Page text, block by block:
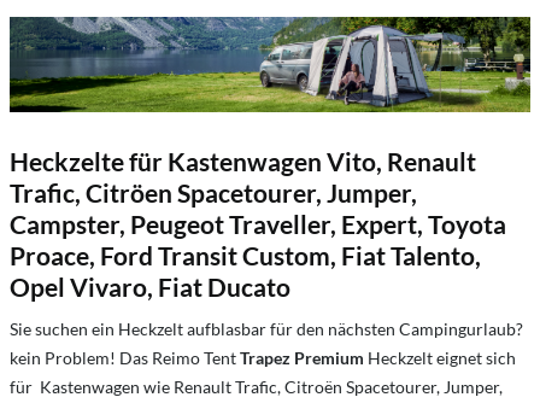
Heckzelte für Kastenwagen Vito, Renault
Trafic, Citröen Spacetourer, Jumper,
Campster, Peugeot Traveller, Expert, Toyota
Proace, Ford Transit Custom, Fiat Talento,
Opel Vivaro, Fiat Ducato
Sie suchen ein Heckzelt aufblasbar für den nächsten Campingurlaub?
kein Problem! Das Reimo TentTrapez Premium Heckzelt eignet sich
für Kastenwagen wie Renault Trafic, Citroën Spacetourer, Jumper,